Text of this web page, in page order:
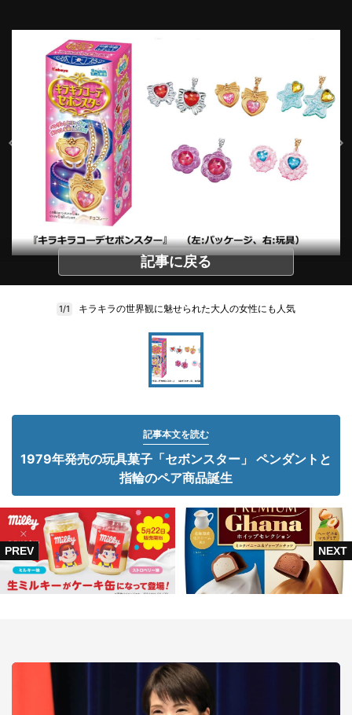
記事に戻る
1/1 キラキラの世界観に魅せられた大人の女性にも人気
記事本文を読む
1979年発売の玩具菓子「セボンスター」 ペンダントと
指輪のペア商品誕生